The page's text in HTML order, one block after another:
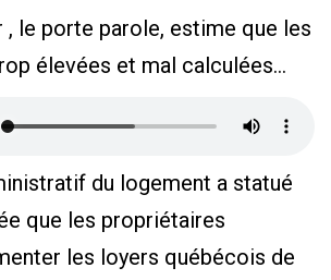
, le porte parole, estime que les
élevées et mal calculées…
du logement a statué
que les propriétaires
les loyers québécois de